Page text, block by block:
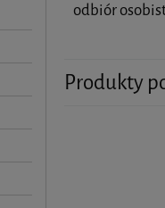
odbiór
Produkty